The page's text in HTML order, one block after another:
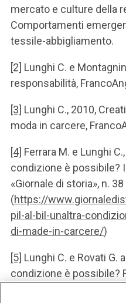
mercato e culture della
Comportamenti
tessile-abbigliamento.
[2] Lunghi C. e
responsabilità,
[3] Lunghi C., 2010,
moda in carcere,
[4] Ferrara M. e Lunghi
condizione è possibile?
«Giornale di storia», n. 38
(https://
pil-al-bil-unaltra-
di-made-in-carcere/)
[5] Lunghi C. e Rovati G.
condizione è possibile?